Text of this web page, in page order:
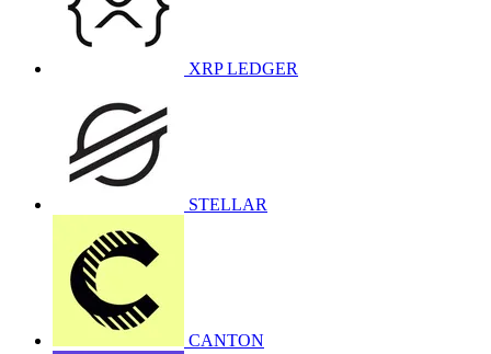
XRP LEDGER
STELLAR
CANTON